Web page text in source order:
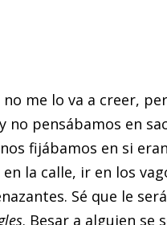
me lo va a creer,
pensábamos en
fijábamos en si
la calle, ir en los
Sé que le
. Besar a alguien se